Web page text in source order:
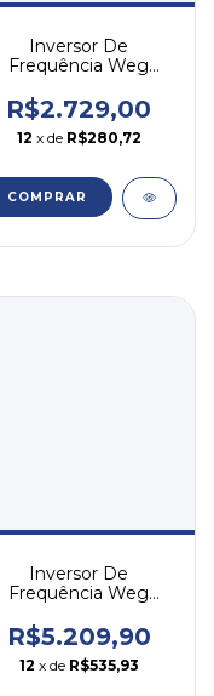
Inversor De
Frequência Weg
Trif Igbt
R$2.729,00
12 x de R$280,72
COMPRAR
Inversor De
Frequência Weg
Trifásico
R$5.209,90
12 x de R$535,93